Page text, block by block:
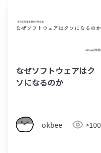
なぜソフトウェアはク
ソになるのか
okbee >100